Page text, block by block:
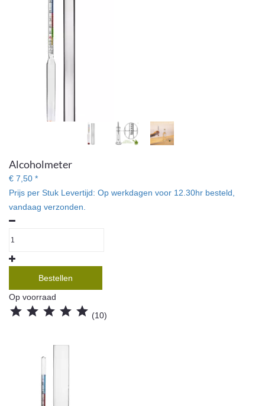
Dit instrument wordt gebruikt om het
Alcoholmeter
€ 7,50 *
Prijs per Stuk Levertijd: Op werkdagen voor 12.30hr besteld,
vandaag verzonden.
Bestellen
Op voorraad
     (10)